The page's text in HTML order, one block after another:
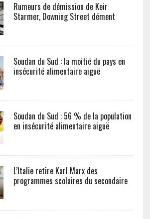
Rumeurs de démission de Keir
Starmer, Downing Street dément
Soudan du Sud : la moitié du pays en
insécurité alimentaire aiguë
Soudan du Sud : 56 % de la population
en insécurité alimentaire aiguë
L’Italie retire Karl Marx des
programmes scolaires du secondaire